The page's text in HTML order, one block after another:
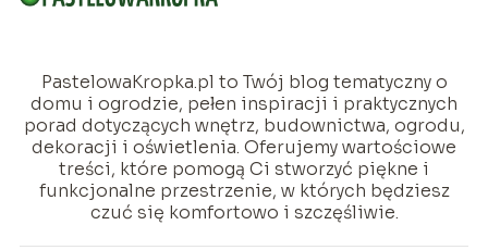
PastelowaKropka.pl to Twój blog tematyczny o
domu i ogrodzie, pełen inspiracji i praktycznych
porad dotyczących wnętrz, budownictwa, ogrodu,
dekoracji i oświetlenia. Oferujemy wartościowe
treści, które pomogą Ci stworzyć piękne i
funkcjonalne przestrzenie, w których będziesz
czuć się komfortowo i szczęśliwie.